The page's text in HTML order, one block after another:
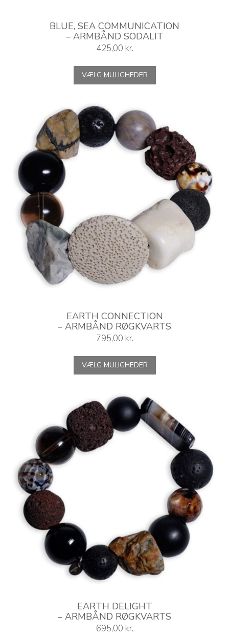
BLUE, SEA COMMUNICATION
– ARMBÅND SODALIT
425,00 kr.
VÆLG MULIGHEDER Dette
har
kan
vælges
på
varesiden
EARTH CONNECTION
– ARMBÅND RØGKVARTS
795,00 kr.
VÆLG MULIGHEDER Dette
har
Mulighederne
kan
vælges
på
varesiden
EARTH DELIGHT
– ARMBÅND RØGKVARTS
695,00 kr.